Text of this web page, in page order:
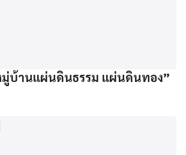
มู่บ้านแผ่นดินธรรม แผ่นดินทอง”